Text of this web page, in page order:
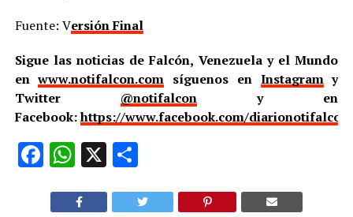
Fuente: Versión Final
Sigue las noticias de Falcón, Venezuela y el Mundo
enwww.notifalcon.com síguenos en Instagramy
Twitter @notifalcony en
Facebook:https://www.facebook.com/
Facebook
WhatsApp
X Compartir